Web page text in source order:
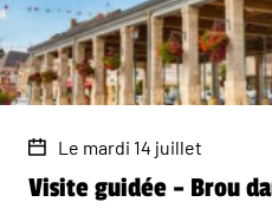
Le mardi 14 juillet
Visite guidée – Brou